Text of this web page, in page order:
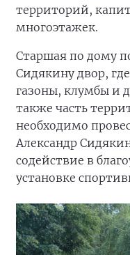
территорий,
многоэтажек.
Старшая по дому
Сидякину двор,
газоны, клумбы и
также часть
необходимо
Александр
содействие в
установке